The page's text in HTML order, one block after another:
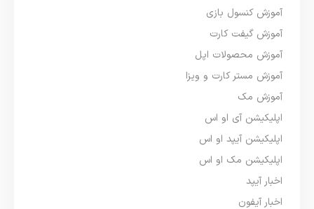
آموزش کنسول بازی
آموزش گیفت کارت
آموزش محصولات اپل
آموزش مستر کارت و ویزا
آموزش مک
اپلیکیشن آی او اس
اپلیکیشن آیپد او اس
اپلیکیشن مک او اس
اخبار آیپد
اخبار آیفون